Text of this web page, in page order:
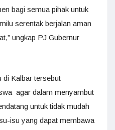
bagi semua pihak untuk
serentak berjalan aman
ungkap PJ Gubernur
di Kalbar tersebut
agar dalam menyambut
untuk tidak mudah
isu yang dapat membawa